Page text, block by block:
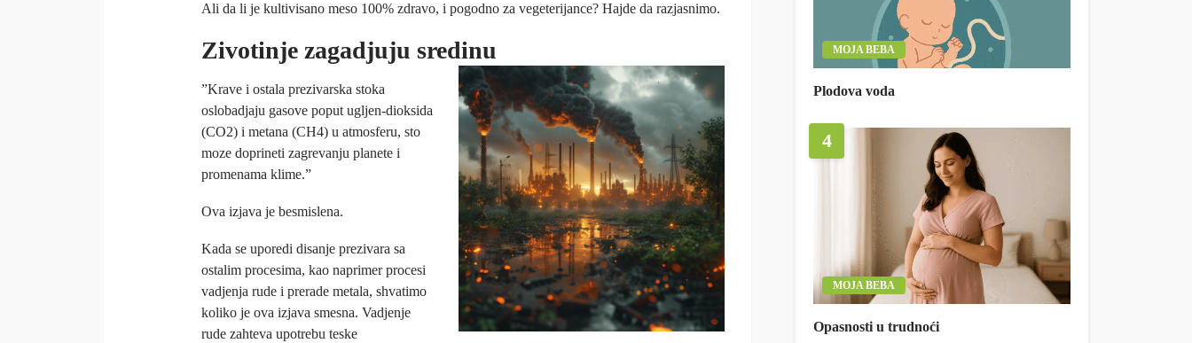
Ali da li je kultivisano meso 100% zdravo, i pogodno za vegeterijance? Hajde da razjasnimo.
Zivotinje zagadjuju sredinu
”Krave i ostala prezivarska stoka
oslobadjaju gasove poput ugljen-dioksida
(CO2) i metana (CH4) u atmosferu, sto
moze doprineti zagrevanju planete i
promenama klime.”
Ova izjava je besmislena.
Kada se uporedi disanje prezivara sa
ostalim procesima, kao naprimer procesi
vadjenja rude i prerade metala, shvatimo
koliko je ova izjava smesna. Vadjenje
rude zahteva upotrebu teske
MOJA BEBA
Plodova voda
4
MOJA BEBA
Opasnosti u trudnoći